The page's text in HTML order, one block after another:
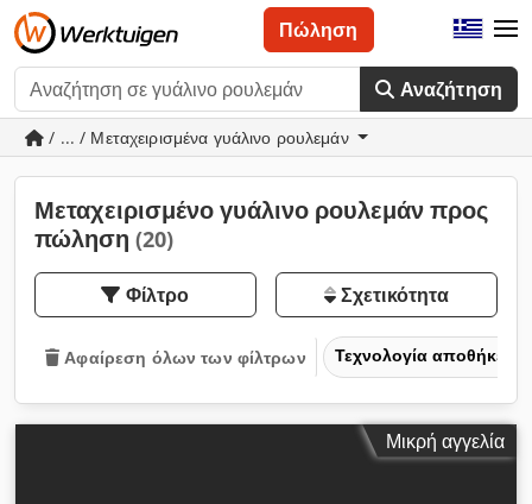
Αναζήτηση
Πώληση
/ ... / Μεταχειρισμένα γυάλινο ρουλεμάν
Μεταχειρισμένο γυάλινο ρουλεμάν προς
πώληση (20)
Φίλτρο Σχετικότητα
Αφαίρεση όλων των φίλτρων Τεχνολογία
Μικρή αγγελία